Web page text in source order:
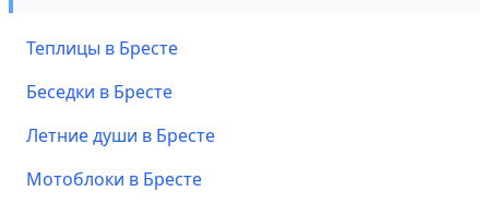
Теплицы в Бресте
Беседки в Бресте
Летние души в Бресте
Мотоблоки в Бресте